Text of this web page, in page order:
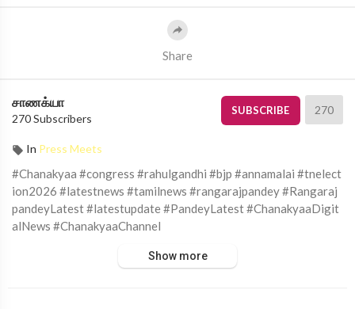
Share
சாணக்யா
270 Subscribers
SUBSCRIBE 270
In Press Meets
#Chanakyaa #congress #rahulgandhi #bjp #annamalai #tnelect
ion2026 #latestnews #tamilnews #rangarajpandey #Rangaraj
pandeyLatest #latestupdate #PandeyLatest #ChanakyaaDigit
alNews #ChanakyaaChannel
Show more